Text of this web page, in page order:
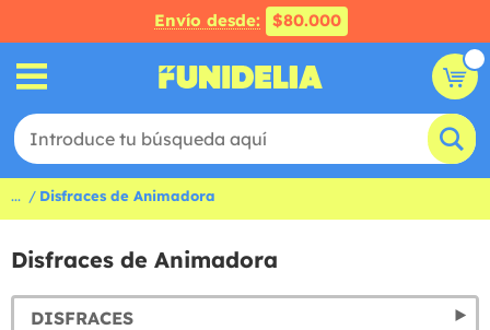
Envío desde: $80.000
... Disfraces de Animadora
Disfraces de Animadora
DISFRACES